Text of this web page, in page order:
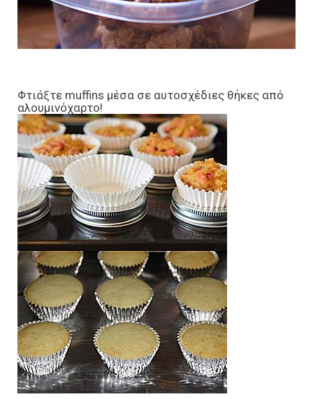
Φτιάξτε muffins μέσα σε αυτοσχέδιες θήκες από
αλουμινόχαρτο!